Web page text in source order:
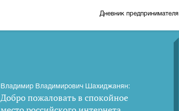
Дневник предпринимателя
Владимир Владимирович Шахиджанян:
Добро пожаловать в спокойное